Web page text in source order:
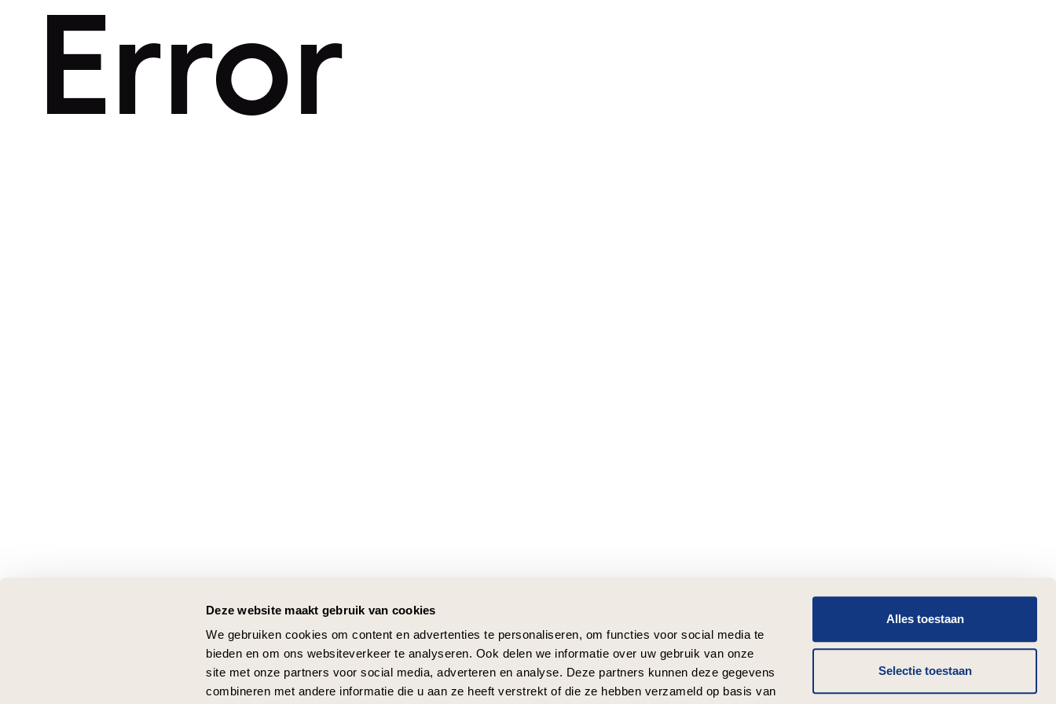
Deze website maakt gebruik van cookies
We gebruiken cookies om content en advertenties te personaliseren, om functies voor social media te
bieden en om ons websiteverkeer te analyseren. Ook delen we informatie over uw gebruik van onze
site met onze partners voor social media, adverteren en analyse. Deze partners kunnen deze gegevens
combineren met andere informatie die u aan ze heeft verstrekt of die ze hebben verzameld op basis van
Alles toestaan
Selectie toestaan
Error